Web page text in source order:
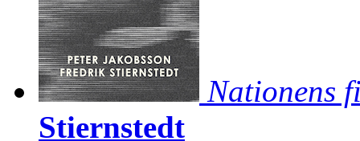
Nationens
Stiernstedt